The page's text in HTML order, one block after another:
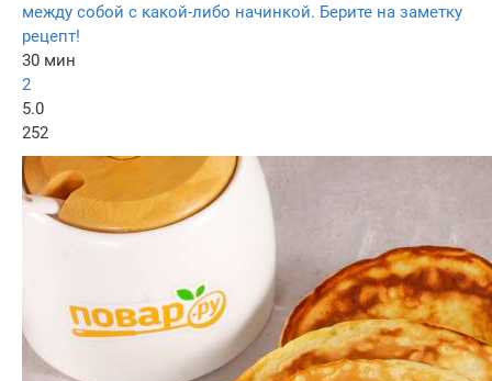
между собой с какой-либо начинкой. Берите на заметку
рецепт!
30 мин
2
5.0
252